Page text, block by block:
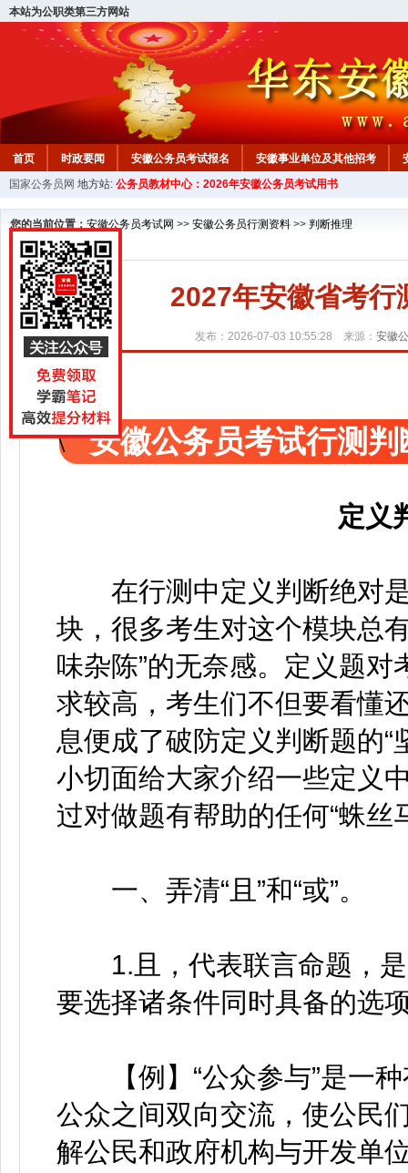
本站为公职类第三方网站
首页 时政要闻 安徽公务员考试报名 安徽事业单位及其他招考
安徽公务员行测试题 在线咨询 教材中心
国家公务员网 地方站: 公务员教材中心：2026年安徽公务员考试用书
您的当前位置： 安徽公务员考试网 >> 安徽公务员行测资料 >> 判断推理
2027年安徽省考行
发布：2026-07-03 10:55:28 来源： 安徽
安徽公务员考试行测
定义
在行测中定义判断绝对是
块，很多考生对这个模块总
味杂陈”的无奈感。定义题
求较高，考生们不但要看懂
息便成了破防定义判断题的
小切面给大家介绍一些定义
过对做题有帮助的任何“蛛丝
一、弄清“且”和“或”。
1.且，代表联言命题，是
要选择诸条件同时具备的选
【例】“公众参与”是一种
公众之间双向交流，使公民
解公民和政府机构与开发单